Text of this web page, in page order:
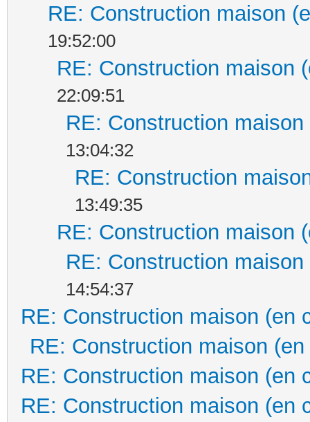
RE: Construction maison
19:52:00
RE: Construction maison
22:09:51
RE: Construction
13:04:32
RE: Construction
13:49:35
RE: Construction maison
RE: Construction
14:54:37
RE: Construction maison (en
RE: Construction maison
RE: Construction maison (en
RE: Construction maison (en